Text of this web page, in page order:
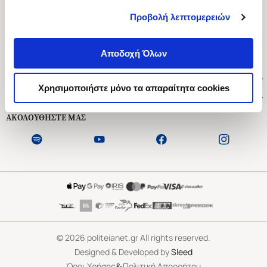
Προβολή λεπτομερειών
Αποδοχή Όλων
Χρησιμοποιήστε μόνο τα απαραίτητα cookies
Ασκληπιού 1-3, Αθήνα 106 79
Δευτέρα - Παρασκευή 09:00-21:00
Εξυπηρέτηση Πελατών
ΑΚΟΛΟΥΘΗΣΤΕ ΜΑΣ
©2026 politeianet.gr All rights reserved.
Designed & Developed bySleed